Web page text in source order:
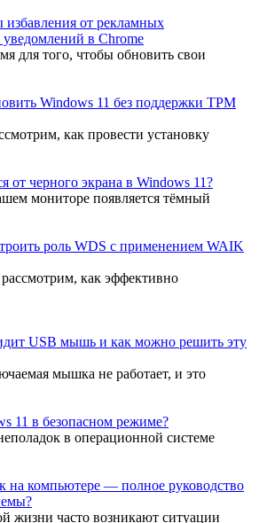
от рекламных
в Chrome
для того, чтобы обновить свои
Windows 11 без поддержки TPM
как провести установку
от черного экрана в Windows 11?
мониторе появляется тёмный
роль WDS с применением WAIK
как эффективно
USB мышь и как можно решить эту
мышка не работает, и это
11 в безопасном режиме?
в операционной системе
на компьютере — полное руководство
жизни часто возникают ситуации